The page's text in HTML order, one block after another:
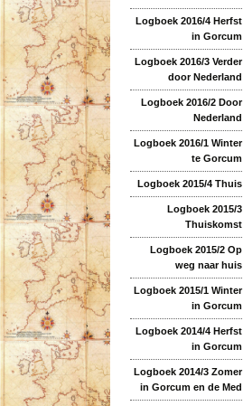
Logboek 2016/4 Herfst
in Gorcum
Logboek 2016/3 Verder
door Nederland
Logboek 2016/2 Door
Nederland
Logboek 2016/1 Winter
te Gorcum
Logboek 2015/4 Thuis
Logboek 2015/3
Thuiskomst
Logboek 2015/2 Op
weg naar huis
Logboek 2015/1 Winter
in Gorcum
Logboek 2014/4 Herfst
in Gorcum
Logboek 2014/3 Zomer
in Gorcum en de Med